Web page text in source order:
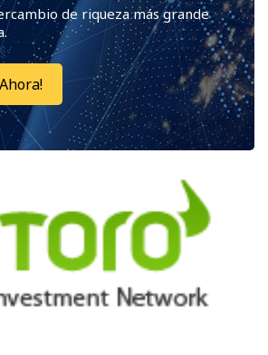
de riqueza más grande